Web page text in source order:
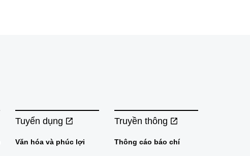
Tuyển dụng
Văn hóa và phúc lợi
Truyền thông
Thông cáo báo chí